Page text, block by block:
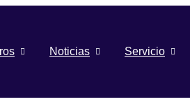
Noticias Servicio